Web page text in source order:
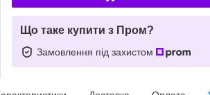
Що таке купити з Пром?
Замовлення під захистом